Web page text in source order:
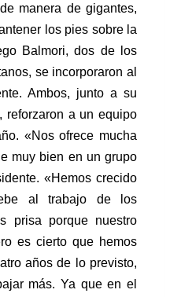
manera de gigantes,
los pies sobre la
Balmori, dos de los
se incorporaron al
Ambos, junto a su
reforzaron a un equipo
«Nos ofrece mucha
muy bien en un grupo
«Hemos crecido
al trabajo de los
prisa porque nuestro
es cierto que hemos
años de lo previsto,
más. Ya que en el